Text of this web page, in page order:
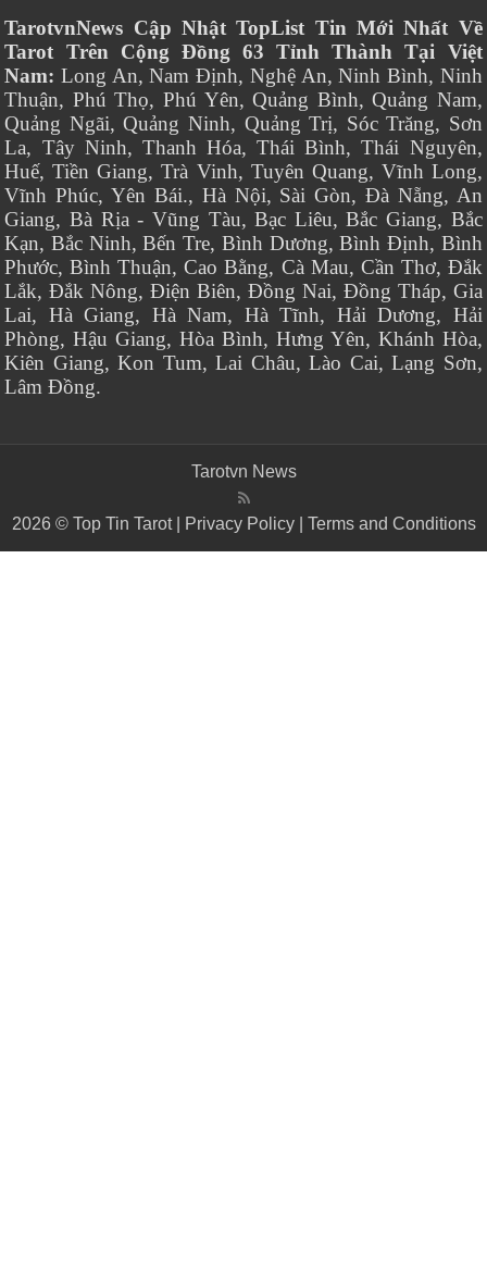
TarotvnNews Cập Nhật TopList Tin Mới Nhất Về
Tarot Trên Cộng Đồng 63 Tỉnh Thành Tại Việt
Nam: Long An, Nam Định, Nghệ An, Ninh Bình, Ninh
Thuận, Phú Thọ, Phú Yên, Quảng Bình, Quảng Nam,
Quảng Ngãi, Quảng Ninh, Quảng Trị, Sóc Trăng, Sơn
La, Tây Ninh, Thanh Hóa, Thái Bình, Thái Nguyên,
Huế, Tiền Giang, Trà Vinh, Tuyên Quang, Vĩnh Long,
Vĩnh Phúc, Yên Bái., Hà Nội, Sài Gòn, Đà Nẵng, An
Giang, Bà Rịa - Vũng Tàu, Bạc Liêu, Bắc Giang, Bắc
Kạn, Bắc Ninh, Bến Tre, Bình Dương, Bình Định, Bình
Phước, Bình Thuận, Cao Bằng, Cà Mau, Cần Thơ, Đắk
Lắk, Đắk Nông, Điện Biên, Đồng Nai, Đồng Tháp, Gia
Lai, Hà Giang, Hà Nam, Hà Tĩnh, Hải Dương, Hải
Phòng, Hậu Giang, Hòa Bình, Hưng Yên, Khánh Hòa,
Kiên Giang, Kon Tum, Lai Châu, Lào Cai, Lạng Sơn,
Lâm Đồng.
Tarotvn News
2026 © Top Tin Tarot | Privacy Policy| Terms and Conditions